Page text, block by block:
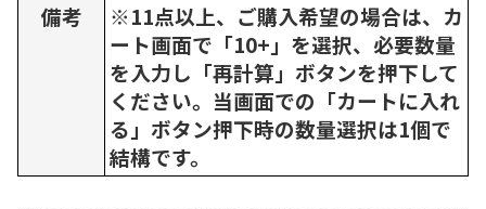
備考
※11点以上、ご購入希望の場合は、カ
ート画面で「10+」を選択、必要数量
を入力し「再計算」ボタンを押下して
ください。当画面での「カートに入れ
る」ボタン押下時の数量選択は1個で
結構です。